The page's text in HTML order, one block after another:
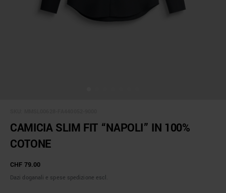
CAMICIA SLIM FIT “NAPOLI” IN 100%
COTONE
CHF 79.00
Dazi doganali e spese spedizione escl.